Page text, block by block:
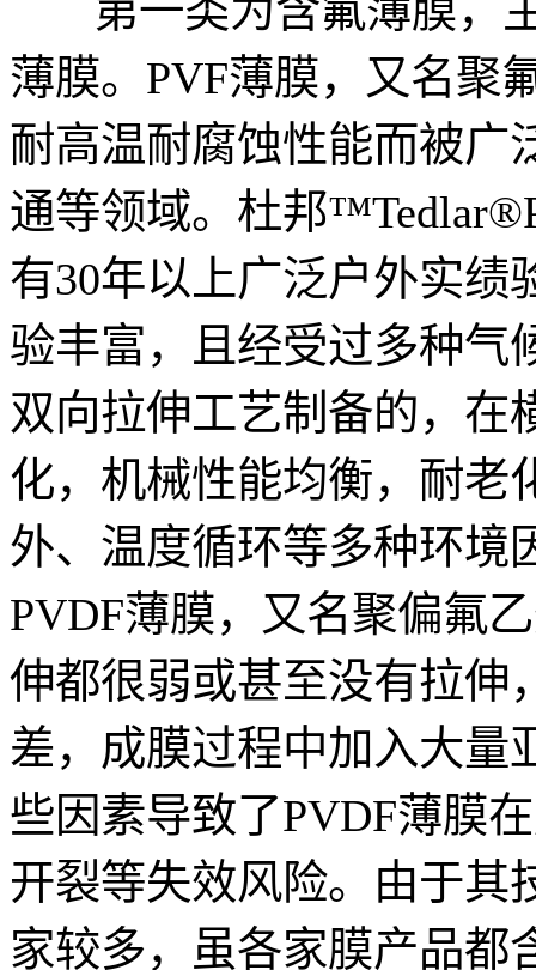
第一类为含氟薄膜，主
薄膜。PVF薄膜，又名聚
耐高温耐腐蚀性能而被广
通等领域。杜邦
有30年以上广泛户外实绩
验丰富，且经受过多种气
双向拉伸工艺制备的，在
化，机械性能均衡，耐老
外、温度循环等多种环境
PVDF薄膜，又名聚偏氟
伸都很弱或甚至没有拉伸
差，成膜过程中加入大量
些因素导致了PVDF薄膜
开裂等失效风险。由于其
家较多，虽各家膜产品都